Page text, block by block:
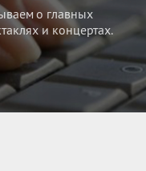
о главных
и концертах.